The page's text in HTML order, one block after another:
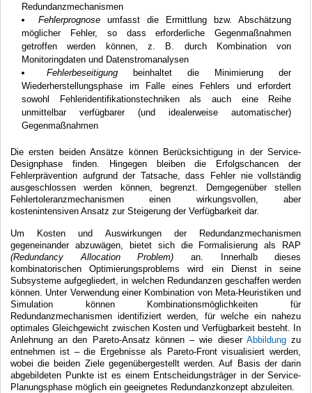
Redundanzmechanismen
Fehlerprognoseumfasst die Ermittlung bzw. Abschätzung
möglicher Fehler, so dass erforderliche Gegenmaßnahmen
getroffen werden können, z. B. durch Kombination von
Monitoringdaten und Datenstromanalysen
Fehlerbeseitigungbeinhaltet die Minimierung der
Wiederherstellungsphase im Falle eines Fehlers und erfordert
sowohl Fehleridentifikationstechniken als auch eine Reihe
unmittelbar verfügbarer (und idealerweise automatischer)
Gegenmaßnahmen
Die ersten beiden Ansätze können Berücksichtigung in der Service-
Designphase finden. Hingegen bleiben die Erfolgschancen der
Fehlerprävention aufgrund der Tatsache, dass Fehler nie vollständig
ausgeschlossen werden können, begrenzt. Demgegenüber stellen
Fehlertoleranzmechanismen einen wirkungsvollen, aber
kostenintensiven Ansatz zur Steigerung der Verfügbarkeit dar.
Um Kosten und Auswirkungen der Redundanzmechanismen
gegeneinander abzuwägen, bietet sich die Formalisierung als RAP
(Redundancy Allocation Problem) an. Innerhalb dieses
kombinatorischen Optimierungsproblems wird ein Dienst in seine
Subsysteme aufgegliedert, in welchen Redundanzen geschaffen werden
können. Unter Verwendung einer Kombination von Meta-Heuristiken und
Simulation können Kombinationsmöglichkeiten für
Redundanzmechanismen identifiziert werden, für welche ein nahezu
optimales Gleichgewicht zwischen Kosten und Verfügbarkeit besteht. In
Anlehnung an den Pareto-Ansatz können – wie dieser Abbildungzu
entnehmen ist – die Ergebnisse als Pareto-Front visualisiert werden,
wobei die beiden Ziele gegenübergestellt werden. Auf Basis der darin
abgebildeten Punkte ist es einem Entscheidungsträger in der Service-
Planungsphase möglich ein geeignetes Redundanzkonzept abzuleiten.